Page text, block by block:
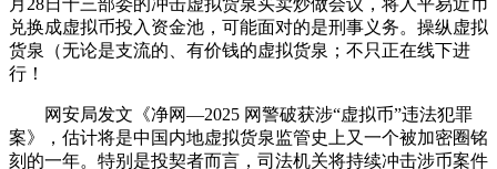
月28日十三部委的冲击虚拟货泉买卖炒做会议，将人平易近币
兑换成虚拟币投入资金池，可能面对的是刑事义务。操纵虚拟
货泉（无论是支流的、有价钱的虚拟货泉；不只正在线下进
行！
网安局发文《净网—2025 网警破获涉“虚拟币”违法犯罪
案》，估计将是中国内地虚拟货泉监管史上又一个被加密圈铭
刻的一年。特别是投契者而言，司法机关将持续冲击涉币案件